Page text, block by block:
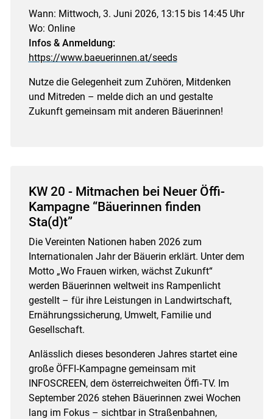
Wann: Mittwoch, 3. Juni 2026, 13:15 bis 14:45 Uhr
Wo: Online
Infos & Anmeldung:
https://www.baeuerinnen.at/seeds
Nutze die Gelegenheit zum Zuhören, Mitdenken
und Mitreden – melde dich an und gestalte
Zukunft gemeinsam mit anderen Bäuerinnen!
KW 20 - Mitmachen bei Neuer Öffi-
Kampagne “Bäuerinnen finden
Sta(d)t”
Die Vereinten Nationen haben 2026 zum
Internationalen Jahr der Bäuerin erklärt. Unter dem
Motto „Wo Frauen wirken, wächst Zukunft“
werden Bäuerinnen weltweit ins Rampenlicht
gestellt – für ihre Leistungen in Landwirtschaft,
Ernährungssicherung, Umwelt, Familie und
Gesellschaft.
Anlässlich dieses besonderen Jahres startet eine
große ÖFFI‑Kampagne gemeinsam mit
INFOSCREEN, dem österreichweiten Öffi‑TV. Im
September 2026 stehen Bäuerinnen zwei Wochen
lang im Fokus – sichtbar in Straßenbahnen,